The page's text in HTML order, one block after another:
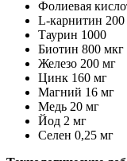
Фолиевая
L-карнитин
Таурин 1000
Биотин 800 мкг
Железо 200 мг
Цинк 160 мг
Магний 16 мг
Медь 20 мг
Йод 2 мг
Селен 0,25 мг